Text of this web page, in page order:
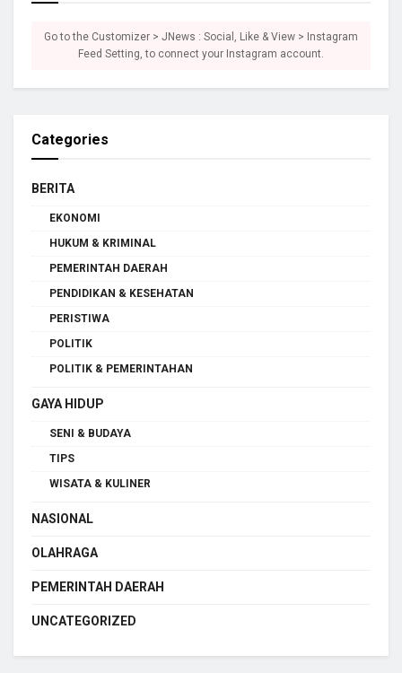
Go to the Customizer > JNews : Social, Like & View > Instagram
Feed Setting, to connect your Instagram account.
Categories
BERITA
EKONOMI
HUKUM & KRIMINAL
PEMERINTAH DAERAH
PENDIDIKAN & KESEHATAN
PERISTIWA
POLITIK
POLITIK & PEMERINTAHAN
GAYA HIDUP
SENI & BUDAYA
TIPS
WISATA & KULINER
NASIONAL
OLAHRAGA
PEMERINTAH DAERAH
UNCATEGORIZED